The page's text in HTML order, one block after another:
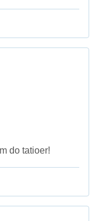
do tatioer!